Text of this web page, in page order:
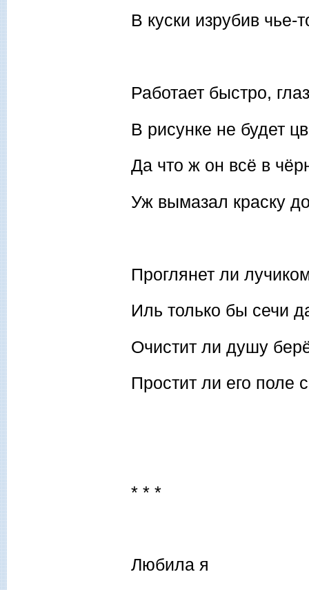
В куски изрубив чье-
Работает быстро,
В рисунке не будет
Да что ж он всё в
Уж вымазал краску
Проглянет ли
Иль только бы сечи
Очистит ли душу
Простит ли его поле
* * *
Любила я